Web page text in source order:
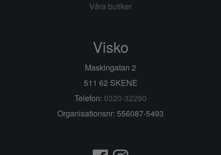
Våra butiker
Visko
Maskingatan 2
511 62 SKENE
Telefon: 0320-32290
Organisationsnr: 556087-5493